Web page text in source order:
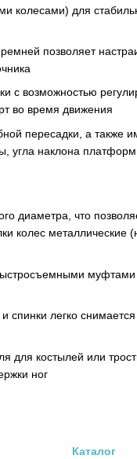
колесами) для
позволяет
с возможностью
во время движения
пересадки, а также
угла наклона
диаметра, что
колес металлические
муфтами
спинки легко
для костылей или
ног
Каталог